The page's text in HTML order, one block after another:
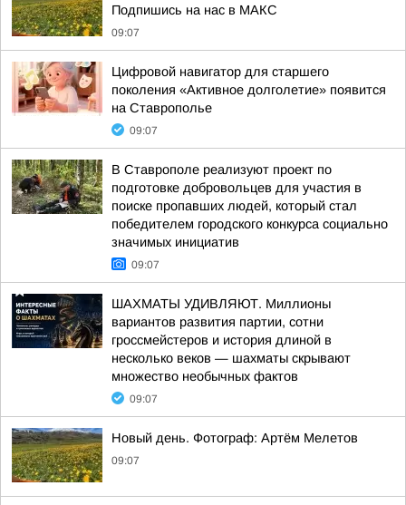
Подпишись на нас в МАКС
09:07
Цифровой навигатор для старшего
поколения «Активное долголетие» появится
на Ставрополье
09:07
В Ставрополе реализуют проект по
подготовке добровольцев для участия в
поиске пропавших людей, который стал
победителем городского конкурса социально
значимых инициатив
09:07
ШАХМАТЫ УДИВЛЯЮТ. Миллионы
вариантов развития партии, сотни
гроссмейстеров и история длиной в
несколько веков — шахматы скрывают
множество необычных фактов
09:07
Новый день. Фотограф: Артём Мелетов
09:07